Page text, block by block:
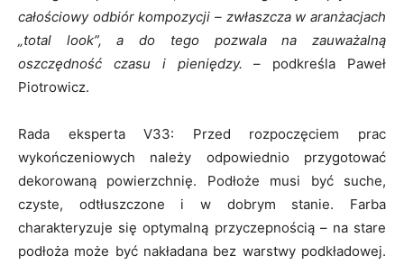
całościowy odbiór kompozycji – zwłaszcza w aranżacjach
„total look”, a do tego pozwala na zauważalną
oszczędność czasu i pieniędzy. – podkreśla Paweł
Piotrowicz.
Rada eksperta V33: Przed rozpoczęciem prac
wykończeniowych należy odpowiednio przygotować
dekorowaną powierzchnię. Podłoże musi być suche,
czyste, odtłuszczone i w dobrym stanie. Farba
charakteryzuje się optymalną przyczepnością – na stare
podłoża może być nakładana bez warstwy podkładowej.